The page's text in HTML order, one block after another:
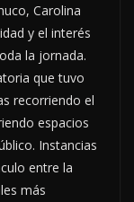
Carolina
y el interés
la jornada.
que tuvo
recorriendo el
espacios
Instancias
entre la
más